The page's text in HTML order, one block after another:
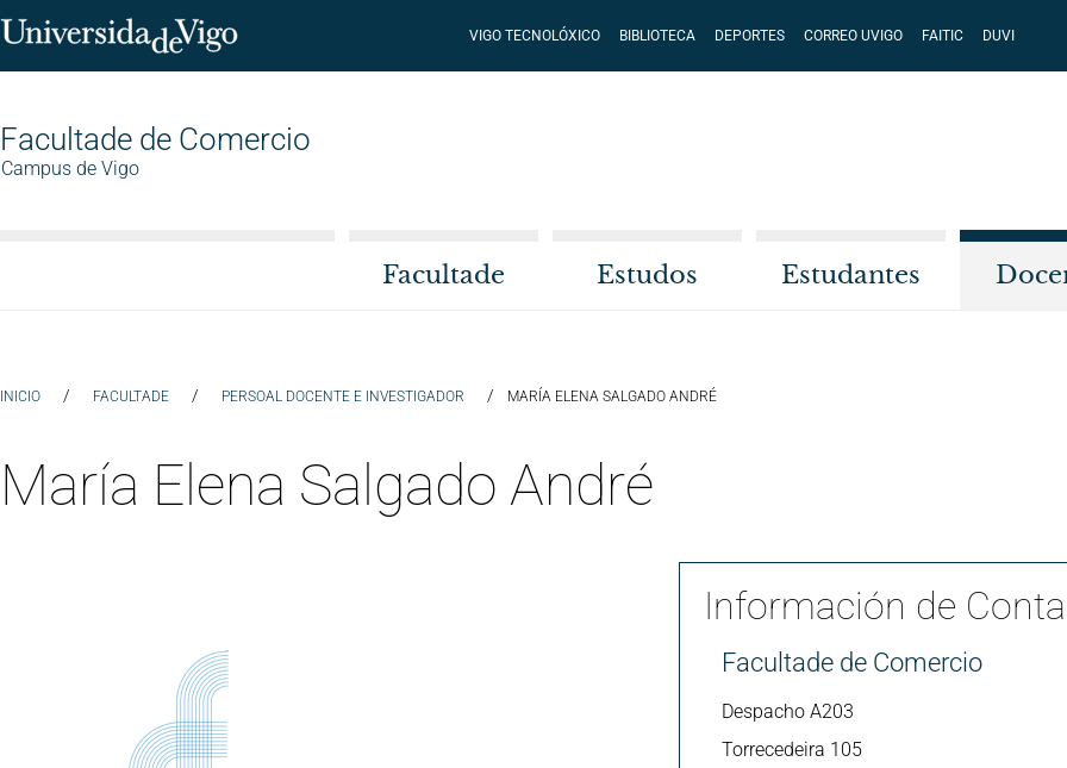
VIGO TECNOLÓXICO BIBLIOTECA DEPORTES CORREO UVIGO FAITIC DUVI
Facultade de Comercio
Campus de Vigo
Facultade Estudos Estudantes
INICIO / FACULTADE / PERSOAL DOCENTE E INVESTIGADOR / MARÍA ELENA SALGADO ANDRÉ
María Elena Salgado André
Información de
Facultade de Comercio
Despacho A203
Torrecedeira 105